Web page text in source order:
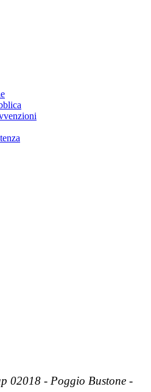
02018 - Poggio Bustone -